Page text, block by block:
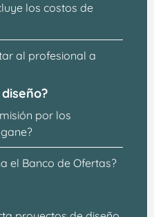
los costos de
al profesional a
por los
el Banco de Ofertas?